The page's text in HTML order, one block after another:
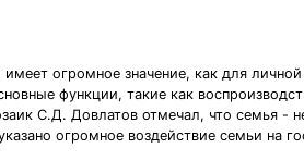
огромное значение, как для
функции, такие как
С.Д. Довлатов отмечал, что семья -
огромное воздействие семьи на